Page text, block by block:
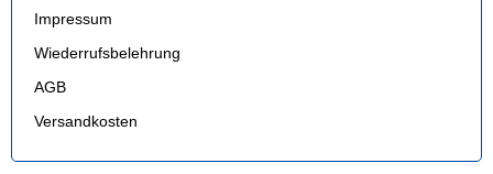
Impressum
Wiederrufsbelehrung
AGB
Versandkosten